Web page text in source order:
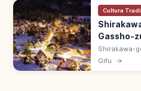
Cultura
Gassho-
Shirakawa-
gassho-
Gifu →